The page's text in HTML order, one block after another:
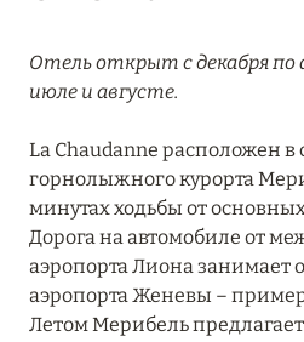
Cheval Blanc Courchevel
Crystal Hôtel Courchevel 1850
Écrin Blanc Courchevel
Experimental Chalet Val d’Isère
Four Seasons Hotel Megève
Отель открыт с декабря по
июле и августе.
La Chaudanne расположен в
горнолыжного курорта
минутах ходьбы от
Дорога на автомобиле от
аэропорта Лиона занимает
аэропорта Женевы –
Летом Мерибель